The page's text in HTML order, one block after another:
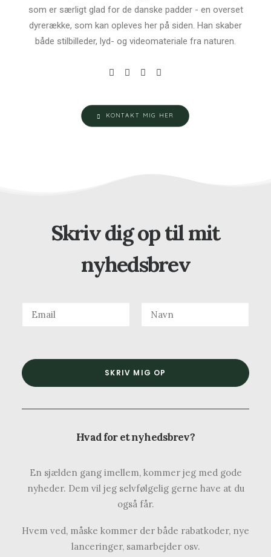
som er særligt glad for de danske padder - en overset
dyrerække, som kan opleves her på siden. Han skaber
både stilbilleder, lyd- og videomateriale fra naturen.
KONTAKT MIG HER
Skriv dig op til mit
nyhedsbrev
Hvad for et nyhedsbrev?
En sjælden gang imellem, kommer jeg med gode
nyheder. Dem vil jeg selvfølgelig gerne have at du
også får.
Hvem ved, måske kommer der både rabatkoder, nye
lanceringer, samarbejder osv.